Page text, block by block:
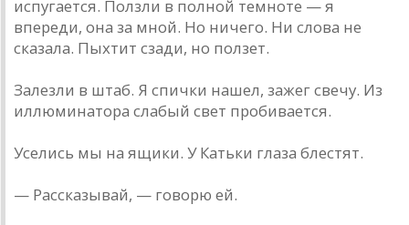
испугается. Ползли в полной темноте — я
впереди, она за мной. Но ничего. Ни слова не
сказала. Пыхтит сзади, но ползет.
Залезли в штаб. Я спички нашел, зажег свечу. Из
иллюминатора слабый свет пробивается.
Уселись мы на ящики. У Катьки глаза блестят.
— Рассказывай, — говорю ей.